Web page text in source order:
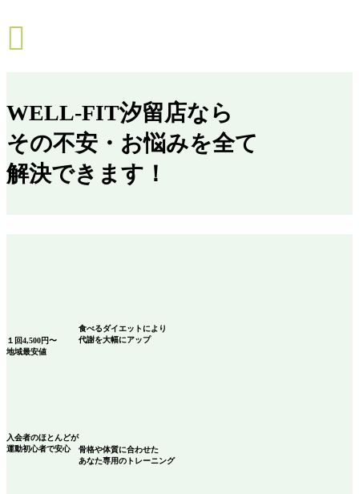
WELL-FIT汐留店なら
その不安・お悩みを全て
解決できます！
１回4,500円〜
地域最安値
入会者のほとんどが
運動初心者で安心
食べるダイエット により
代謝を大幅にアップ
骨格や体質に合わせた
あなた専用のトレーニング